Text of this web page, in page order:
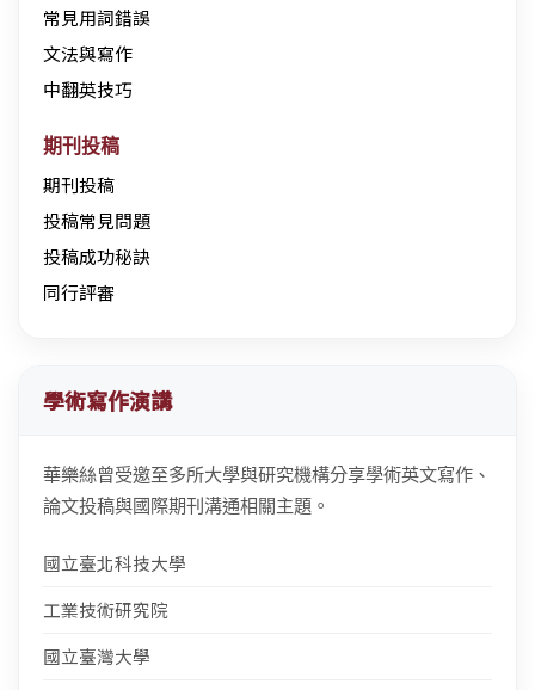
常見用詞錯誤
文法與寫作
中翻英技巧
期刊投稿
期刊投稿
投稿常見問題
投稿成功秘訣
同行評審
學術寫作演講
華樂絲曾受邀至多所大學與研究機構分享學術英文寫作、
論文投稿與國際期刊溝通相關主題。
國立臺北科技大學
工業技術研究院
國立臺灣大學